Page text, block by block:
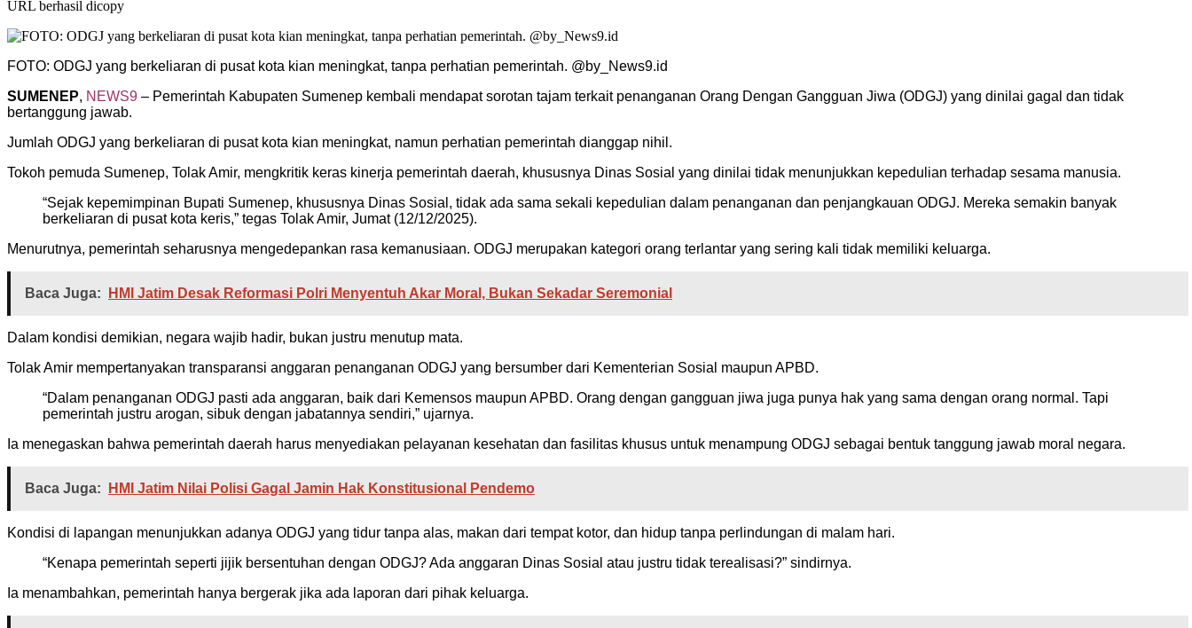
URL berhasil dicopy
FOTO: ODGJ yang berkeliaran di pusat kota kian meningkat, tanpa perhatian pemerintah. @by_News9.id
SUMENEP, NEWS9 – Pemerintah Kabupaten Sumenep kembali mendapat sorotan tajam terkait penanganan Orang Dengan Gangguan Jiwa (ODGJ) yang dinilai gagal dan tidak
bertanggung jawab.
Jumlah ODGJ yang berkeliaran di pusat kota kian meningkat, namun perhatian pemerintah dianggap nihil.
Tokoh pemuda Sumenep, Tolak Amir, mengkritik keras kinerja pemerintah daerah, khususnya Dinas Sosial yang dinilai tidak menunjukkan kepedulian terhadap sesama manusia.
“Sejak kepemimpinan Bupati Sumenep, khususnya Dinas Sosial, tidak ada sama sekali kepedulian dalam penanganan dan penjangkauan ODGJ. Mereka semakin banyak
berkeliaran di pusat kota keris,” tegas Tolak Amir, Jumat (12/12/2025).
Menurutnya, pemerintah seharusnya mengedepankan rasa kemanusiaan. ODGJ merupakan kategori orang terlantar yang sering kali tidak memiliki keluarga.
Baca Juga: HMI Jatim Desak Reformasi Polri Menyentuh Akar Moral, Bukan Sekadar Seremonial
Dalam kondisi demikian, negara wajib hadir, bukan justru menutup mata.
Tolak Amir mempertanyakan transparansi anggaran penanganan ODGJ yang bersumber dari Kementerian Sosial maupun APBD.
“Dalam penanganan ODGJ pasti ada anggaran, baik dari Kemensos maupun APBD. Orang dengan gangguan jiwa juga punya hak yang sama dengan orang normal. Tapi
pemerintah justru arogan, sibuk dengan jabatannya sendiri,” ujarnya.
Ia menegaskan bahwa pemerintah daerah harus menyediakan pelayanan kesehatan dan fasilitas khusus untuk menampung ODGJ sebagai bentuk tanggung jawab moral negara.
Baca Juga: HMI Jatim Nilai Polisi Gagal Jamin Hak Konstitusional Pendemo
Kondisi di lapangan menunjukkan adanya ODGJ yang tidur tanpa alas, makan dari tempat kotor, dan hidup tanpa perlindungan di malam hari.
“Kenapa pemerintah seperti jijik bersentuhan dengan ODGJ? Ada anggaran Dinas Sosial atau justru tidak terealisasi?” sindirnya.
Ia menambahkan, pemerintah hanya bergerak jika ada laporan dari pihak keluarga.